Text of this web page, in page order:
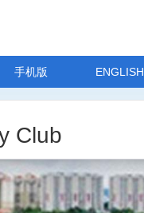
手机版 ENGLISH
Club